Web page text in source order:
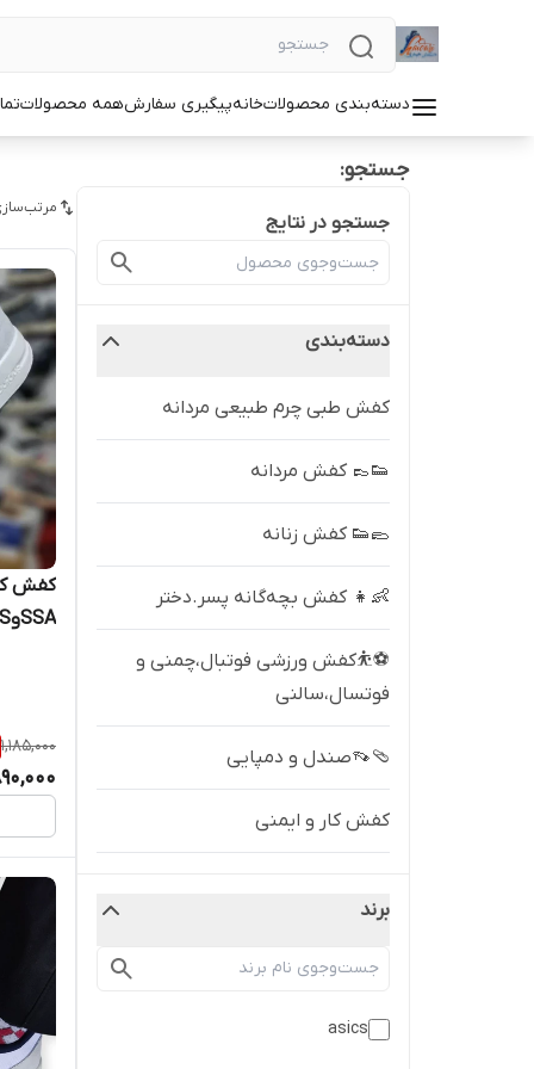
دسته‌بندی محصولاتخانهپیگیری سفارشهمه محصولات
جستجو:
جستجو در نتایج
دسته‌بندی
کفش طبی چرم طبیعی مردانه
👟👞 کفش مردانه
🥿👟 کفش زنانه
👶👧 کفش بچه‌گانه پسر.دختر
⚽⛹️کفش ورزشی فوتبال،چمنی و
فوتسال،سالنی
🩴👡صندل و دمپایی
کفش کار و ایمنی
برند
asics
کفش
SSAوSFS
1,185,000